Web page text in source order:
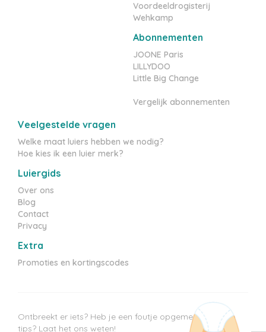
Voordeeldrogisterij
Wehkamp
Abonnementen
JOONE Paris
LILLYDOO
Little Big Change
Vergelijk abonnementen
Veelgestelde vragen
Welke maat luiers hebben we nodig?
Hoe kies ik een luier merk?
Luiergids
Over ons
Blog
Contact
Privacy
Extra
Promoties en kortingscodes
Ontbreekt er iets? Heb je een foutje opgemerkt? Heb je
tips? Laat het ons weten!